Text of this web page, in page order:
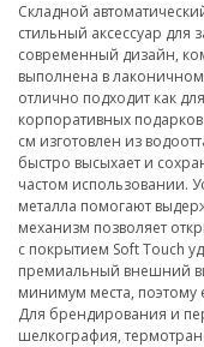
Складной
стильный аксессуар для
современный дизайн,
выполнена в
отлично подходит как
корпоративных
см изготовлен из
быстро высыхает и
частом использовании.
металла помогают
механизм позволяет
с покрытием Soft Touch
премиальный внешний
минимум места, поэтому
Для брендирования и
шелкография,